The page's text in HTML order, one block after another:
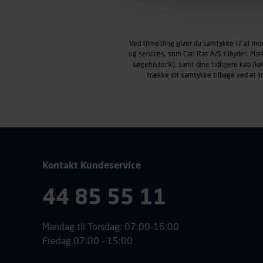
personoplysninger om
klikkes på, sider/indhold
smartphone mv.) samt de
Ved tilmelding giver du samtykke til at
og services, som Carl Ras A/S tilbyder.
søgehistorik), samt dine tidligere køb
trække dit samtykke tilbage ved at
Kontakt Kundeservice
44 85 55 11
Mandag til Torsdag: 07:00-16:00
Fredag 07:00 - 15:00